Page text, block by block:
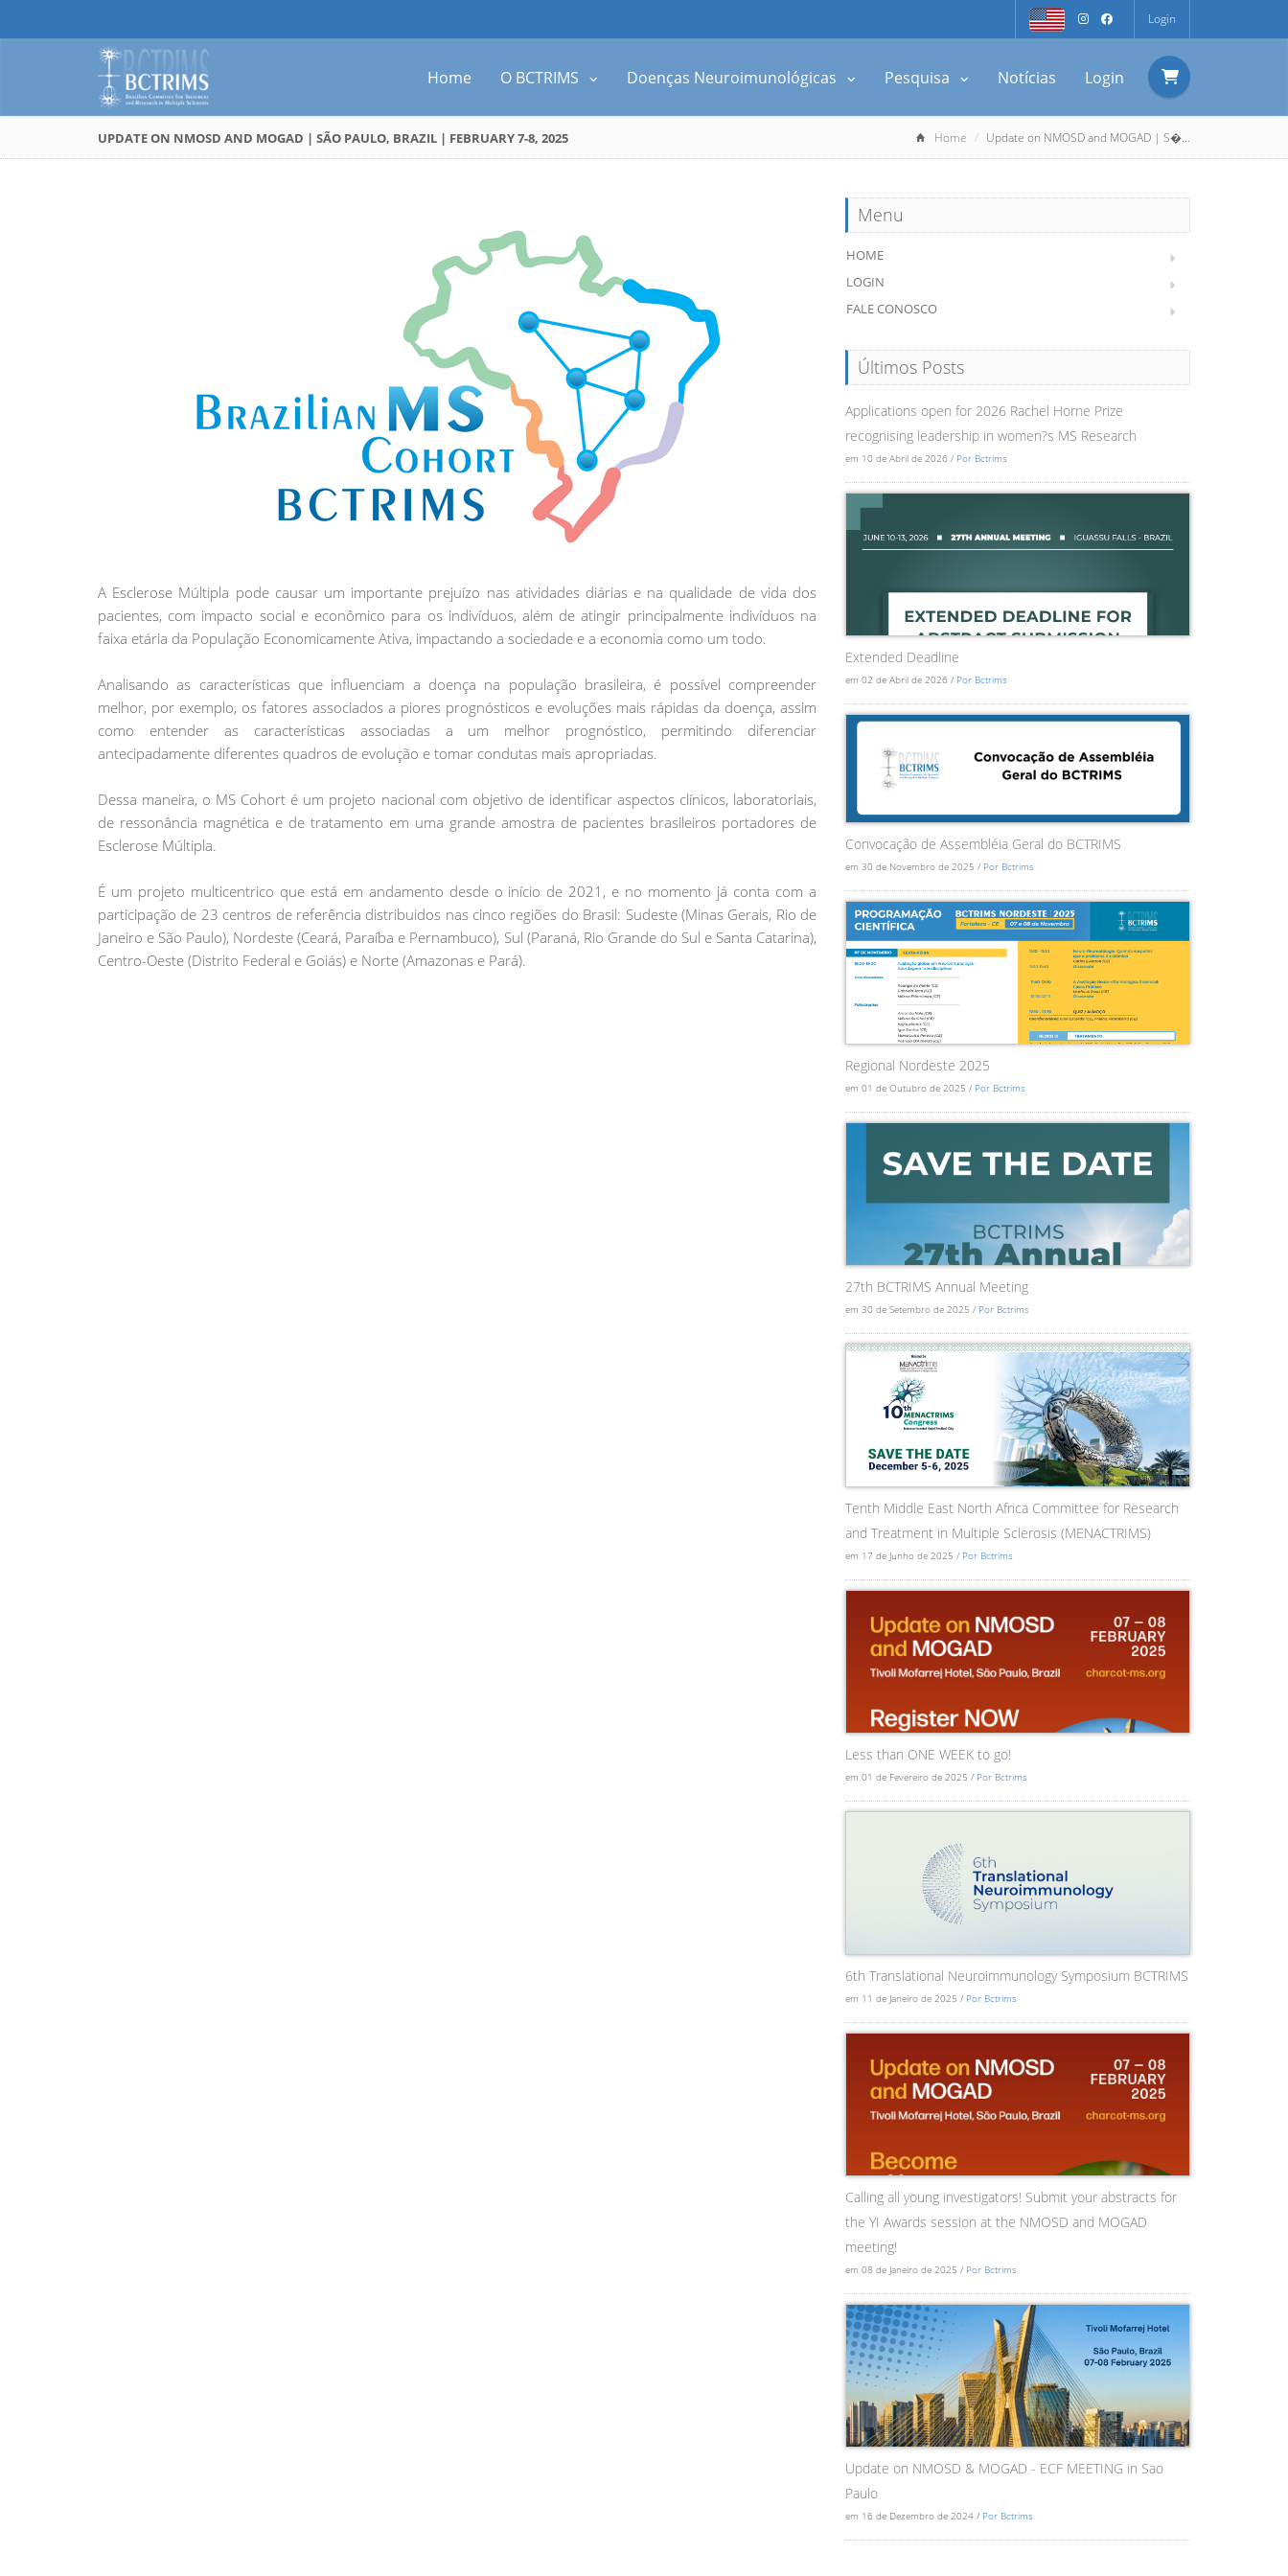
Login
Home O BCTRIMS Doenças Neuroimunológicas Pesquisa Notícias Login
UPDATE ON NMOSD AND MOGAD | SÃO PAULO, BRAZIL | FEBRUARY 7-8, 2025 Home Update on NMOSD and MOGAD | S�...
A Esclerose Múltipla pode causar um importante prejuízo nas atividades diárias e na qualidade de vida dos
pacientes, com impacto social e econômico para os indivíduos, além de atingir principalmente indivíduos na
faixa etária da População Economicamente Ativa, impactando a sociedade e a economia como um todo.
Analisando as características que influenciam a doença na população brasileira, é possível compreender
melhor, por exemplo, os fatores associados a piores prognósticos e evoluções mais rápidas da doença, assim
como entender as características associadas a um melhor prognóstico, permitindo diferenciar
antecipadamente diferentes quadros de evolução e tomar condutas mais apropriadas.
Dessa maneira, o MS Cohort é um projeto nacional com objetivo de identificar aspectos clínicos, laboratoriais,
de ressonância magnética e de tratamento em uma grande amostra de pacientes brasileiros portadores de
Esclerose Múltipla.
É um projeto multicentrico que está em andamento desde o início de 2021, e no momento já conta com a
participação de 23 centros de referência distribuidos nas cinco regiões do Brasil: Sudeste (Minas Gerais, Rio de
Janeiro e São Paulo), Nordeste (Ceará, Paraíba e Pernambuco), Sul (Paraná, Rio Grande do Sul e Santa Catarina),
Centro-Oeste (Distrito Federal e Goiás) e Norte (Amazonas e Pará).
Menu
HOME
LOGIN
FALE CONOSCO
Últimos Posts
Applications open for 2026 Rachel Horne Prize
recognising leadership in women?s MS Research
em 10 de Abril de 2026 / Por Bctrims
Extended Deadline
em 02 de Abril de 2026 / Por Bctrims
Convocação de Assembléia Geral do BCTRIMS
em 30 de Novembro de 2025 / Por Bctrims
Regional Nordeste 2025
em 01 de Outubro de 2025 / Por Bctrims
27th BCTRIMS Annual Meeting
em 30 de Setembro de 2025 / Por Bctrims
Tenth Middle East North Africa Committee for Research
and Treatment in Multiple Sclerosis (MENACTRIMS)
em 17 de Junho de 2025 / Por Bctrims
Less than ONE WEEK to go!
em 01 de Fevereiro de 2025 / Por Bctrims
6th Translational Neuroimmunology Symposium BCTRIMS
em 11 de Janeiro de 2025 / Por Bctrims
Calling all young investigators! Submit your abstracts for
the YI Awards session at the NMOSD and MOGAD
meeting!
em 08 de Janeiro de 2025 / Por Bctrims
Update on NMOSD & MOGAD - ECF MEETING in Sao
Paulo
em 16 de Dezembro de 2024 / Por Bctrims